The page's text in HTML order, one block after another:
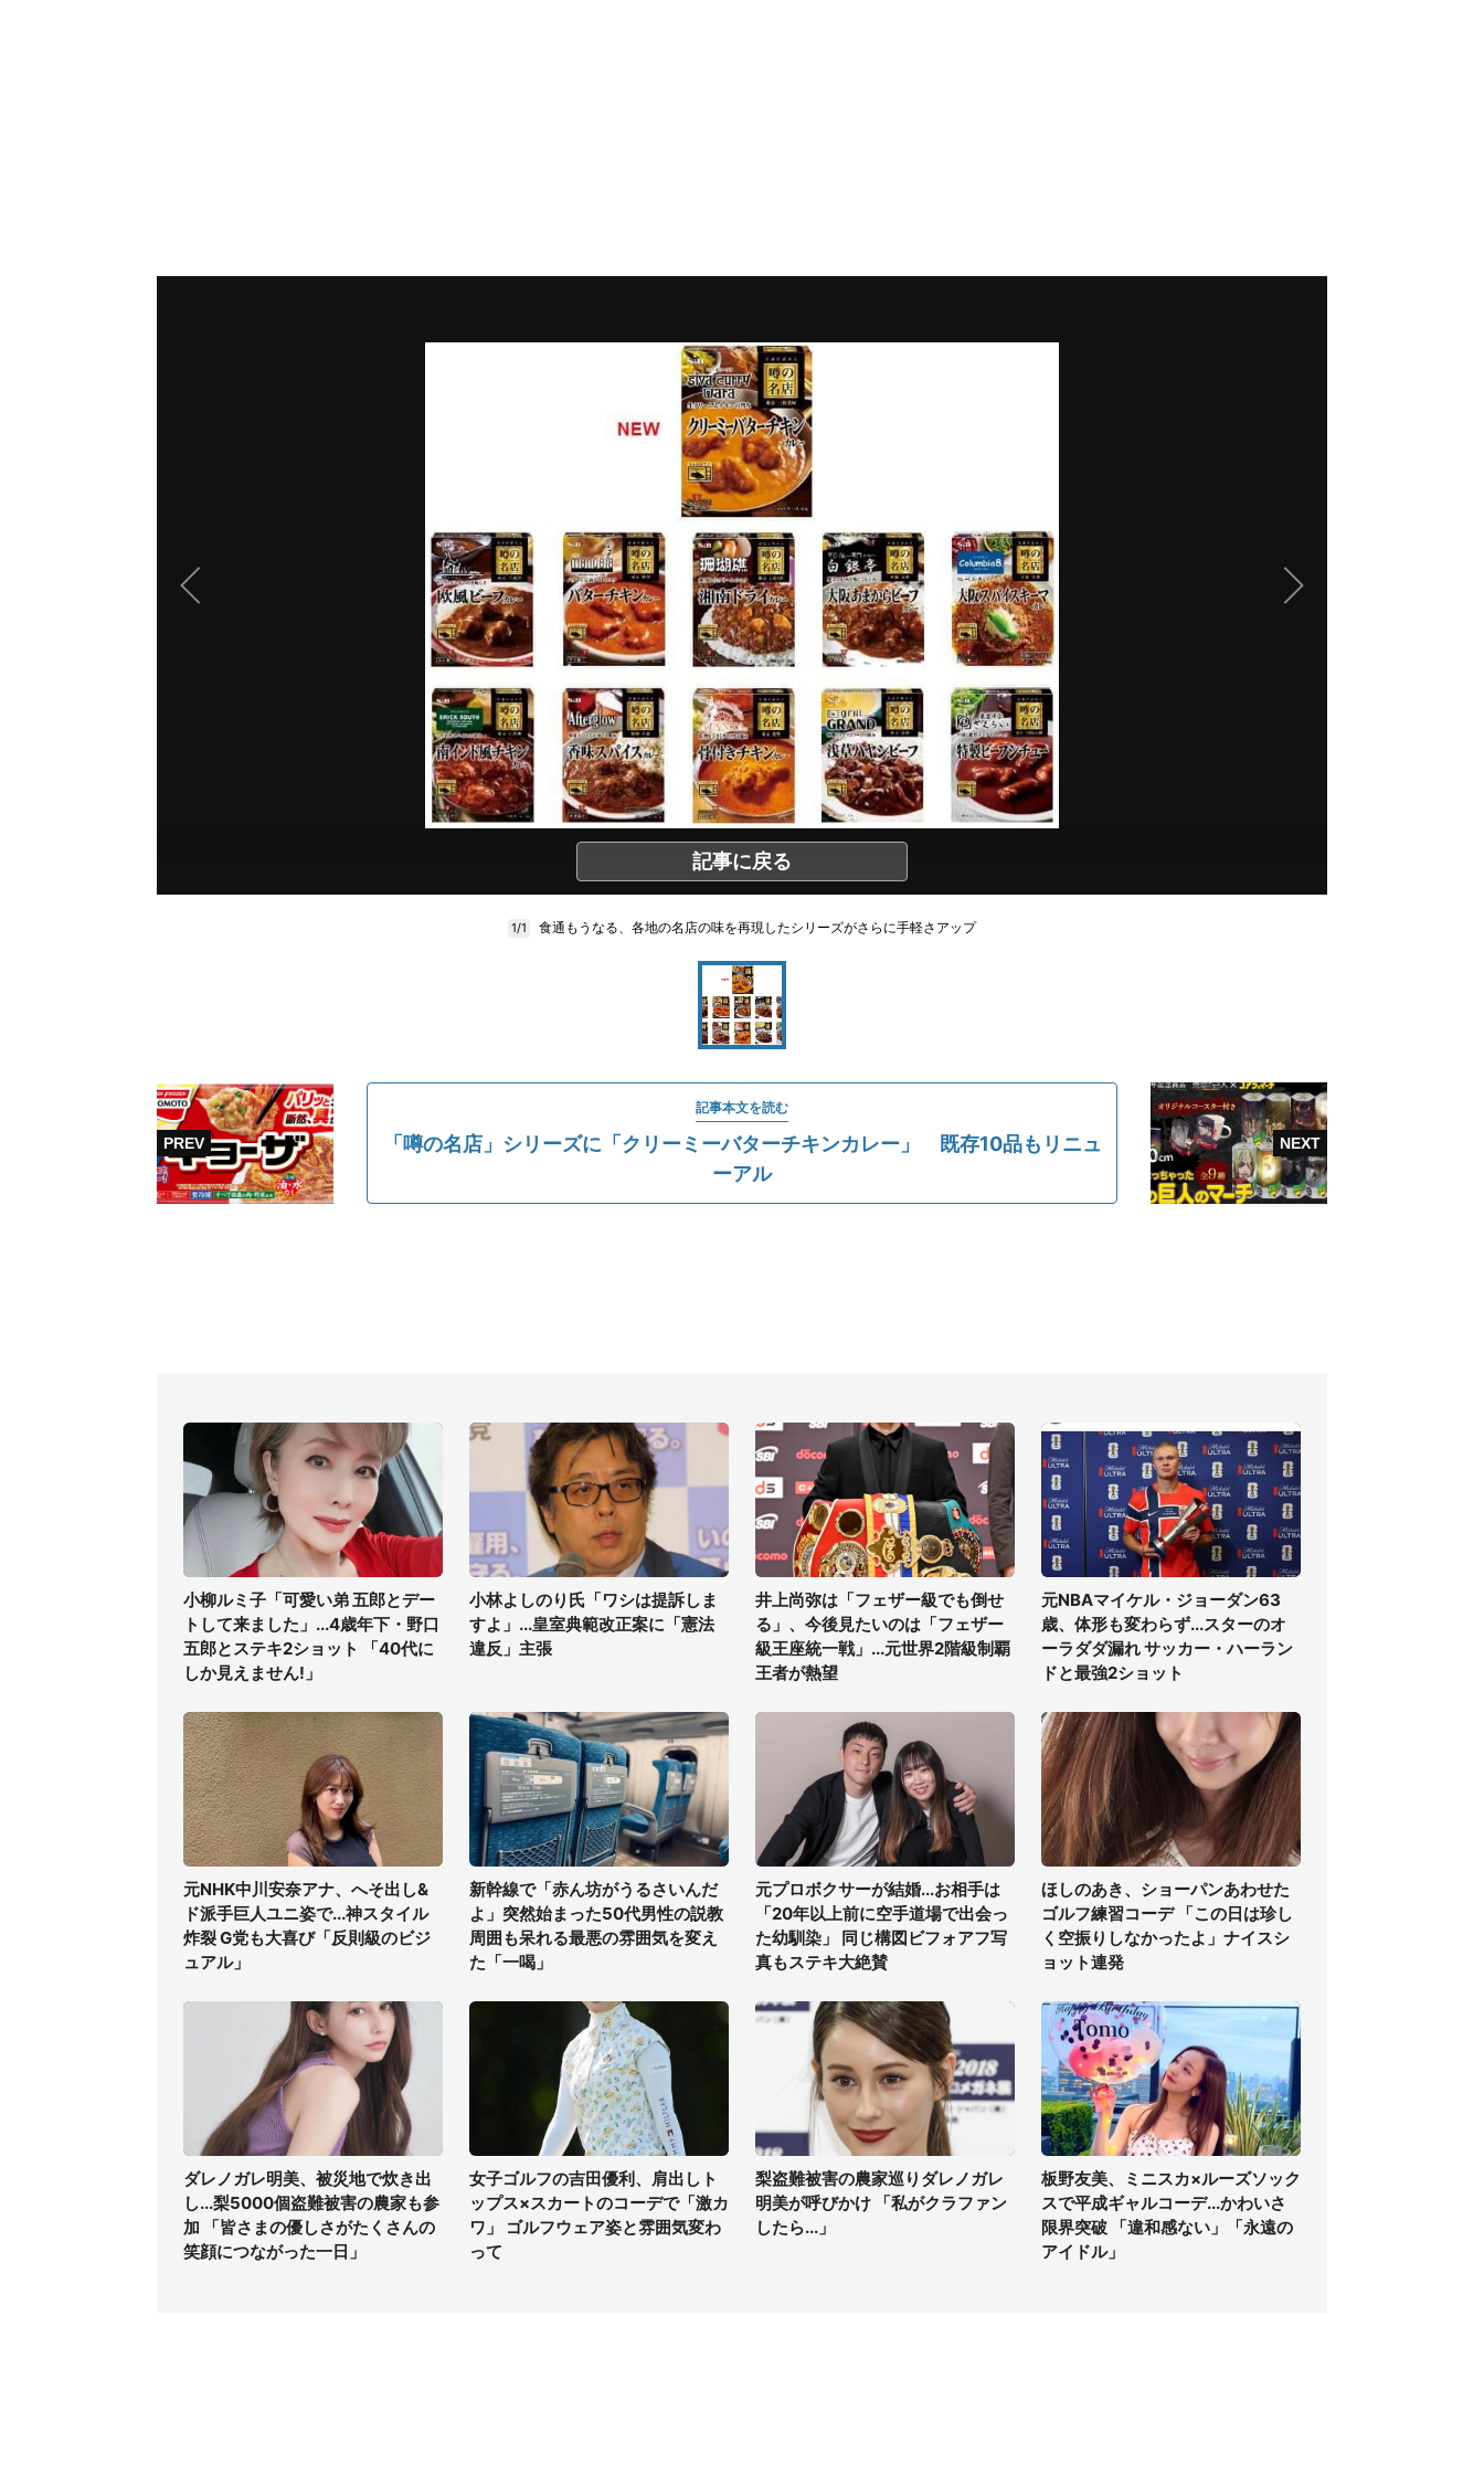
記事に戻る
1/1 食通もうなる、各地の名店の味を再現したシリーズがさらに手軽さアップ
記事本文を読む
「噂の名店」シリーズに「クリーミーバターチキンカレー」 既存10品もリニュ
ーアル
小柳ルミ子「可愛い弟 五郎とデー
トして来ました」...4歳年下・野口
五郎とステキ2ショット 「40代に
しか見えません!」
小林よしのり氏「ワシは提訴しま
すよ」...皇室典範改正案に「憲法
違反」主張
井上尚弥は「フェザー級でも倒せ
る」、今後見たいのは「フェザー
級王座統一戦」...元世界2階級制覇
王者が熱望
元NBAマイケル・ジョーダン63
歳、体形も変わらず...スターのオ
ーラダダ漏れ サッカー・ハーラン
ドと最強2ショット
元NHK中川安奈アナ、へそ出し&
ド派手巨人ユニ姿で...神スタイル
炸裂 G党も大喜び「反則級のビジ
ュアル」
新幹線で「赤ん坊がうるさいんだ
よ」突然始まった50代男性の説教
周囲も呆れる最悪の雰囲気を変え
た「一喝」
元プロボクサーが結婚...お相手は
「20年以上前に空手道場で出会っ
た幼馴染」 同じ構図ビフォアフ写
真もステキ大絶賛
ほしのあき、ショーパンあわせた
ゴルフ練習コーデ 「この日は珍し
く空振りしなかったよ」ナイスシ
ョット連発
ダレノガレ明美、被災地で炊き出
し...梨5000個盗難被害の農家も参
加 「皆さまの優しさがたくさんの
笑顔につながった一日」
女子ゴルフの吉田優利、肩出しト
ップス×スカートのコーデで「激カ
ワ」 ゴルフウェア姿と雰囲気変わ
って
梨盗難被害の農家巡りダレノガレ
明美が呼びかけ 「私がクラファン
したら...」
板野友美、ミニスカ×ルーズソック
スで平成ギャルコーデ...かわいさ
限界突破 「違和感ない」「永遠の
アイドル」